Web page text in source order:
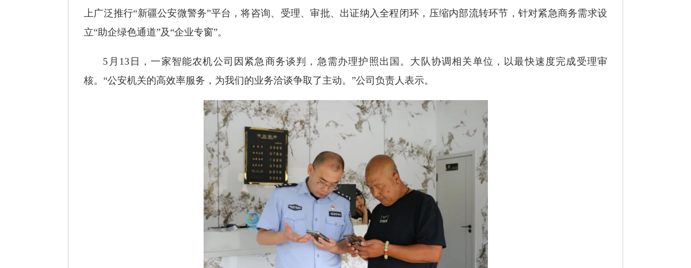
上广泛推行“新疆公安微警务”平台，将咨询、受理、审批、出证纳入全程闭环，压缩内部流转环节，针对紧急商务需求设
立“助企绿色通道”及“企业专窗”。
5月13日，一家智能农机公司因紧急商务谈判，急需办理护照出国。大队协调相关单位，以最快速度完成受理审
核。“公安机关的高效率服务，为我们的业务洽谈争取了主动。”公司负责人表示。